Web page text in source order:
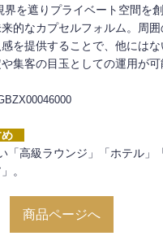
を遮りプライベート空間を
的なカプセルフォルム。周
を提供することで、他には
集客の目玉としての運用が可
め
「高級ラウンジ」「ホテル」
。
商品ページへ